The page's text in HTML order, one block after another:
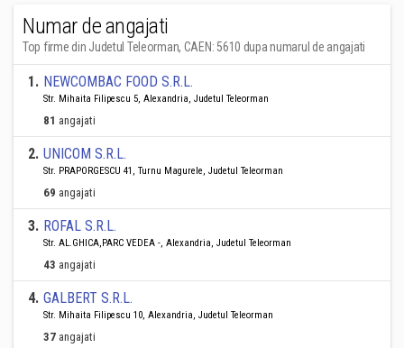
Numar de angajati
Top firme din Judetul Teleorman, CAEN: 5610 dupa numarul de angajati
1. NEWCOMBAC FOOD S.R.L.
Str. Mihaita Filipescu 5, Alexandria, Judetul Teleorman
81 angajati
2. UNICOM S.R.L.
Str. PRAPORGESCU 41, Turnu Magurele, Judetul Teleorman
69 angajati
3. ROFAL S.R.L.
Str. AL.GHICA,PARC VEDEA -, Alexandria, Judetul Teleorman
43 angajati
4. GALBERT S.R.L.
Str. Mihaita Filipescu 10, Alexandria, Judetul Teleorman
37 angajati